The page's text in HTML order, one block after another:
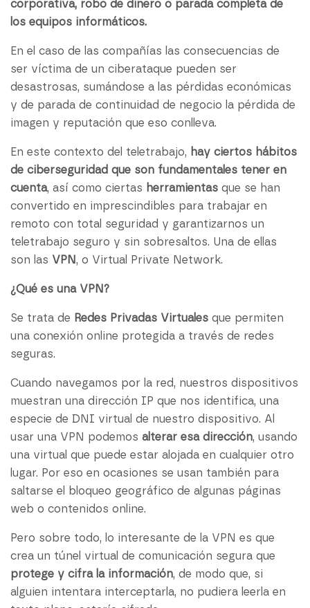
corporativa, robo de dinero o parada completa de
los equipos informáticos.
En el caso de las compañías las consecuencias de
ser víctima de un ciberataque pueden ser
desastrosas, sumándose a las pérdidas económicas
y de parada de continuidad de negocio la pérdida de
imagen y reputación que eso conlleva.
En este contexto del teletrabajo, hay ciertos hábitos
de ciberseguridad que son fundamentales tener en
cuenta, así como ciertas herramientas que se han
convertido en imprescindibles para trabajar en
remoto con total seguridad y garantizarnos un
teletrabajo seguro y sin sobresaltos. Una de ellas
son las VPN, o Virtual Private Network.
¿Qué es una VPN?
Se trata de Redes Privadas Virtuales que permiten
una conexión online protegida a través de redes
seguras.
Cuando navegamos por la red, nuestros dispositivos
muestran una dirección IP que nos identifica, una
especie de DNI virtual de nuestro dispositivo. Al
usar una VPN podemos alterar esa dirección, usando
una virtual que puede estar alojada en cualquier otro
lugar. Por eso en ocasiones se usan también para
saltarse el bloqueo geográfico de algunas páginas
web o contenidos online.
Pero sobre todo, lo interesante de la VPN es que
crea un túnel virtual de comunicación segura que
protege y cifra la información, de modo que, si
alguien intentara interceptarla, no pudiera leerla en